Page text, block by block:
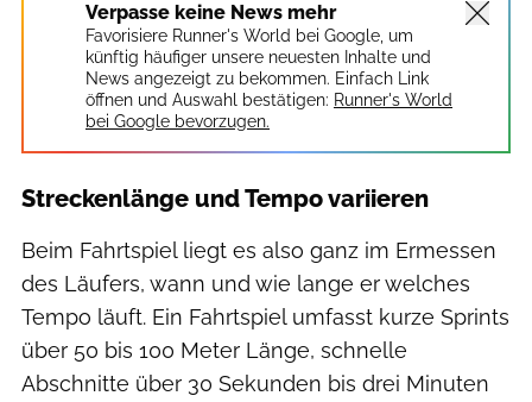
Verpasse keine News mehr
Favorisiere Runner's World bei Google, um
künftig häufiger unsere neuesten Inhalte und
News angezeigt zu bekommen. Einfach Link
öffnen und Auswahl bestätigen: Runner's World
bei Google bevorzugen.
Streckenlänge und Tempo variieren
Beim Fahrtspiel liegt es also ganz im Ermessen
des Läufers, wann und wie lange er welches
Tempo läuft. Ein Fahrtspiel umfasst kurze Sprints
über 50 bis 100 ­Meter Länge, schnelle
Abschnitte über 30 Sekunden bis drei Minuten